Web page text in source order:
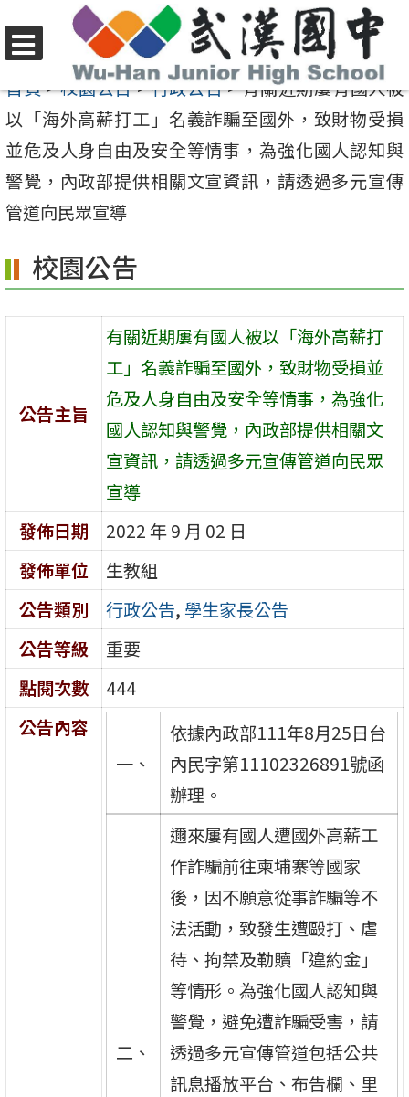
至
要
內
容
區
選
單
首頁>校園公告>行政公告>有關近期屢有國人被
以「海外高薪打工」名義詐騙至國外，致財物受損
並危及人身自由及安全等情事，為強化國人認知與
警覺，內政部提供相關文宣資訊，請透過多元宣傳
管道向民眾宣導
校園公告
公告主旨
有關近期屢有國人被以「海外高薪打
工」名義詐騙至國外，致財物受損並
危及人身自由及安全等情事，為強化
國人認知與警覺，內政部提供相關文
宣資訊，請透過多元宣傳管道向民眾
宣導
發佈日期
2022 年 9 月 02 日
發佈單位
生教組
公告類別
行政公告, 學生家長公告
公告等級
重要
點閱次數
444
公告內容
一、
依據內政部111年8月25日台
內民字第11102326891號函
辦理。
二、
邇來屢有國人遭國外高薪工
作詐騙前往柬埔寨等國家
後，因不願意從事詐騙等不
法活動，致發生遭毆打、虐
待、拘禁及勒贖「違約金」
等情形。為強化國人認知與
警覺，避免遭詐騙受害，請
透過多元宣傳管道包括公共
訊息播放平台、布告欄、里